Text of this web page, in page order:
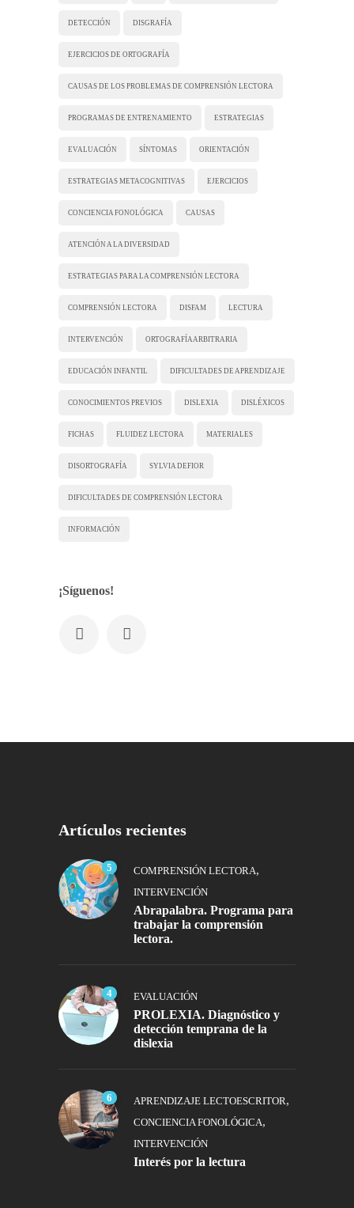
DETECCIÓN DISGRAFÍA
EJERCICIOS DE ORTOGRAFÍA
CAUSAS DE LOS PROBLEMAS DE COMPRENSIÓN LECTORA
PROGRAMAS DE ENTRENAMIENTO ESTRATEGIAS
EVALUACIÓN SÍNTOMAS ORIENTACIÓN
ESTRATEGIAS METACOGNITIVAS EJERCICIOS
CONCIENCIA FONOLÓGICA CAUSAS
ATENCIÓN A LA DIVERSIDAD
ESTRATEGIAS PARA LA COMPRENSIÓN LECTORA
COMPRENSIÓN LECTORA DISFAM LECTURA
INTERVENCIÓN ORTOGRAFÍA ARBITRARIA
EDUCACIÓN INFANTIL DIFICULTADES DE APRENDIZAJE
CONOCIMIENTOS PREVIOS DISLEXIA DISLÉXICOS
FICHAS FLUIDEZ LECTORA MATERIALES
DISORTOGRAFÍA SYLVIA DEFIOR
DIFICULTADES DE COMPRENSIÓN LECTORA
INFORMACIÓN
¡Síguenos!
Artículos recientes
5 COMPRENSIÓN LECTORA,
INTERVENCIÓN
Abrapalabra. Programa para
trabajar la comprensión
lectora.
4 EVALUACIÓN
PROLEXIA. Diagnóstico y
detección temprana de la
dislexia
6 APRENDIZAJE LECTOESCRITOR,
CONCIENCIA FONOLÓGICA,
INTERVENCIÓN
Interés por la lectura